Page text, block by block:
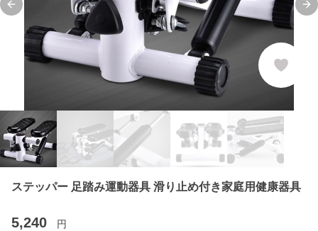
Previous slide
ステッパー 足踏み運動器具 滑り止め付き家庭用健康器具
5,240 円